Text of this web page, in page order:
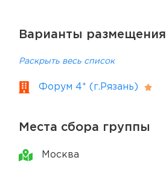
Варианты размещения
Раскрыть весь список
Форум 4* (г.Рязань)
Места сбора группы
Москва